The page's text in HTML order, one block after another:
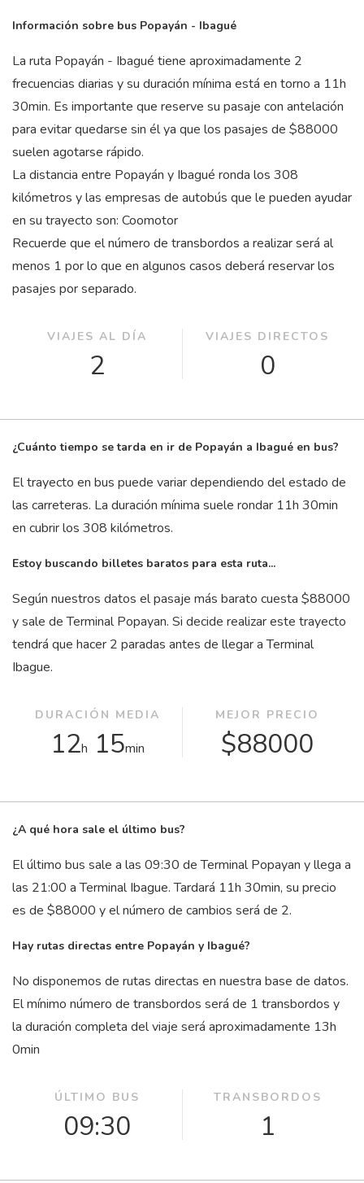
Información sobre bus Popayán - Ibagué
La ruta Popayán - Ibagué tiene aproximadamente 2
frecuencias diarias y su duración mínima está en torno a 11h
30min. Es importante que reserve su pasaje con antelación
para evitar quedarse sin él ya que los pasajes de $88000
suelen agotarse rápido.
La distancia entre Popayán y Ibagué ronda los 308
kilómetros y las empresas de autobús que le pueden ayudar
en su trayecto son: Coomotor
Recuerde que el número de transbordos a realizar será al
menos 1 por lo que en algunos casos deberá reservar los
pasajes por separado.
VIAJES AL DÍA
2
VIAJES DIRECTOS
0
¿Cuánto tiempo se tarda en ir de Popayán a Ibagué en bus?
El trayecto en bus puede variar dependiendo del estado de
las carreteras. La duración mínima suele rondar 11h 30min
en cubrir los 308 kilómetros.
Estoy buscando billetes baratos para esta ruta...
Según nuestros datos el pasaje más barato cuesta $88000
y sale de Terminal Popayan. Si decide realizar este trayecto
tendrá que hacer 2 paradas antes de llegar a Terminal
Ibague.
DURACIÓN MEDIA
12h 15min
MEJOR PRECIO
$88000
¿A qué hora sale el último bus?
El último bus sale a las 09:30 de Terminal Popayan y llega a
las 21:00 a Terminal Ibague. Tardará 11h 30min, su precio
es de $88000 y el número de cambios será de 2.
Hay rutas directas entre Popayán y Ibagué?
No disponemos de rutas directas en nuestra base de datos.
El mínimo número de transbordos será de 1 transbordos y
la duración completa del viaje será aproximadamente 13h
0min
ÚLTIMO BUS
09:30
TRANSBORDOS
1